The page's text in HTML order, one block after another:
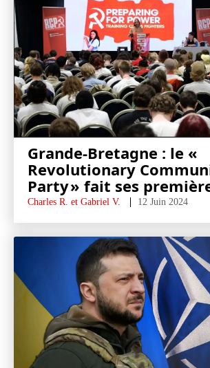
Grande-Bretagne : le «
Revolutionary
Party » fait ses
Charles R. et Gabriel V. 12 Juin 2024